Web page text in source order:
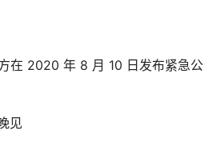
2020 年 8 月 10 日发布紧急公
见